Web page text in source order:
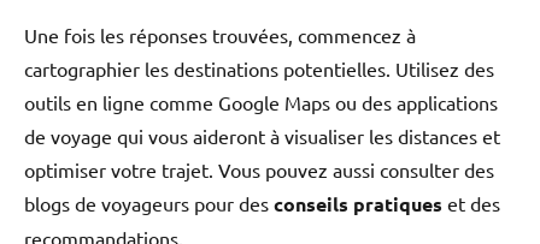
Une fois les réponses trouvées, commencez à
cartographier les destinations potentielles. Utilisez des
outils en ligne comme Google Maps ou des applications
de voyage qui vous aideront à visualiser les distances et
optimiser votre trajet. Vous pouvez aussi consulter des
blogs de voyageurs pour des conseils pratiques et des
recommandations.